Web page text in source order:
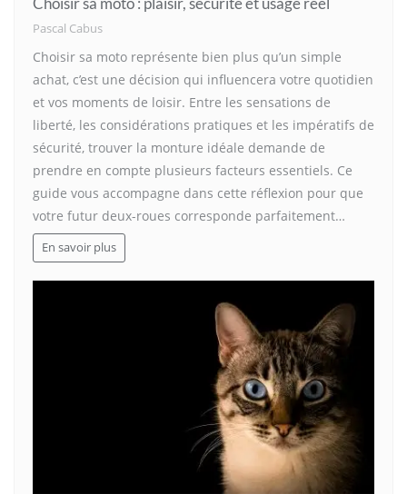
Pascal Cabus
Choisir sa moto représente bien plus qu’un simple
achat, c’est une décision qui influencera votre quotidien
et vos moments de loisir. Entre les sensations de
liberté, les considérations pratiques et les impératifs de
sécurité, trouver la monture idéale demande de
prendre en compte plusieurs facteurs essentiels. Ce
guide vous accompagne dans cette réflexion pour que
votre futur deux-roues corresponde parfaitement…
En savoir plus